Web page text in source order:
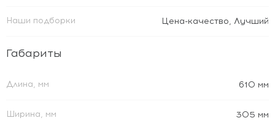
Наши подборки Цена-качество, Лучший
Габариты
Длина, мм 610 мм
Ширина, мм 305 мм